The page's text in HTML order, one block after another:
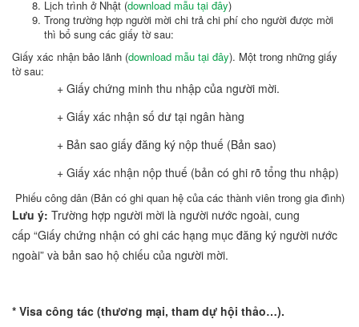
Lịch trình ở Nhật (download mẫu tại đây)
Trong trường hợp người mời chi trả chi phí cho người được mời
thì bổ sung các giấy tờ sau:
Giấy xác nhận bảo lãnh (download mẫu tại đây). Một trong những giấy
tờ sau:
+ Giấy chứng minh thu nhập của người mời.
+ Giấy xác nhận số dư tại ngân hàng
+ Bản sao giấy đăng ký nộp thuế (Bản sao)
+ Giấy xác nhận nộp thuế (bản có ghi rõ tổng thu nhập)
Phiếu công dân (Bản có ghi quan hệ của các thành viên trong gia đình)
Lưu ý: Trường hợp người mời là người nước ngoài, cung
cấp “Giấy chứng nhận có ghi các hạng mục đăng ký người nước
ngoài” và bản sao hộ chiếu của người mời.
* Visa công tác (thương mại, tham dự hội thảo…).